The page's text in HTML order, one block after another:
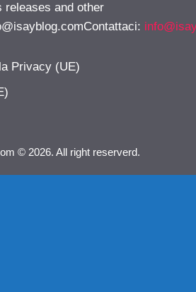
releases and other
:
Privacy (UE)
© 2026. All right reserverd.